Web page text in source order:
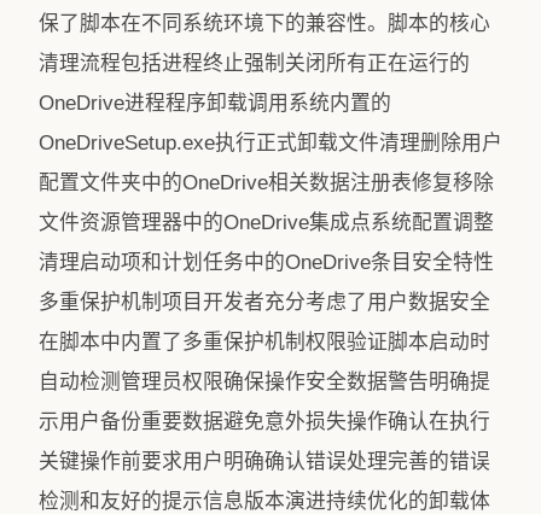
保了脚本在不同系统环境下的兼容性。脚本的核心
清理流程包括进程终止强制关闭所有正在运行的
OneDrive进程程序卸载调用系统内置的
OneDriveSetup.exe执行正式卸载文件清理删除用户
配置文件夹中的OneDrive相关数据注册表修复移除
文件资源管理器中的OneDrive集成点系统配置调整
清理启动项和计划任务中的OneDrive条目安全特性
多重保护机制项目开发者充分考虑了用户数据安全
在脚本中内置了多重保护机制权限验证脚本启动时
自动检测管理员权限确保操作安全数据警告明确提
示用户备份重要数据避免意外损失操作确认在执行
关键操作前要求用户明确确认错误处理完善的错误
检测和友好的提示信息版本演进持续优化的卸载体